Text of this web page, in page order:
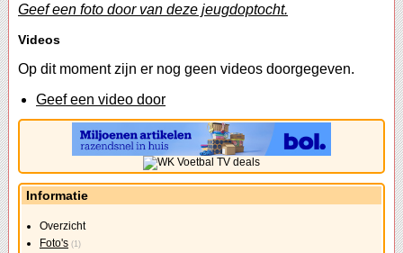
Geef een foto door van deze jeugdoptocht.
Videos
Op dit moment zijn er nog geen videos doorgegeven.
Geef een video door
Informatie
Overzicht
Foto's (1)